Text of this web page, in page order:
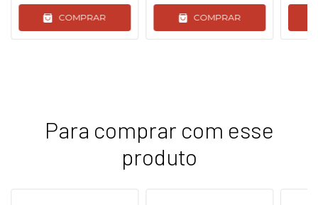
COMPRAR COMPRAR
Para comprar com esse
produto